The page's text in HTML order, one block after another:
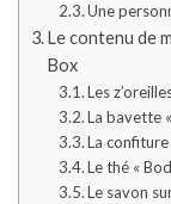
Une
Le contenu de
Box
Les
La bavette
La confiture
Le thé «
Le savon